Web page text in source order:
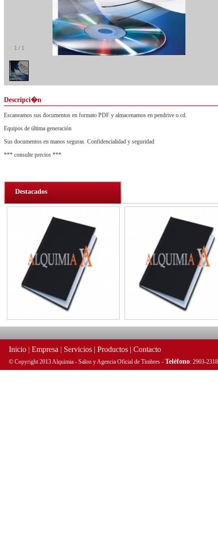
1 / 1
Descripci�n
Escaneamos sus documentos en formato PDF y almacenamos en pendrive o cd.
Equipos de última generación
Sus documentos en manos seguras. Confidencialidad y seguridad
*** consulte precios ***
Destacados
Inicio | Empresa | Servicios | Productos | Contacto
© Copyright 2013 Alquimia - Salon y Agencia Oficial de Timbres - Teléfono: 2903-